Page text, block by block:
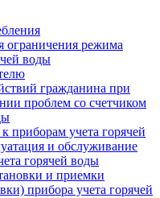
ограничения режима
воды
гражданина при
проблем со счетчиком
приборам учета горячей
и обслуживание
горячей воды
и приемки
прибора учета горячей